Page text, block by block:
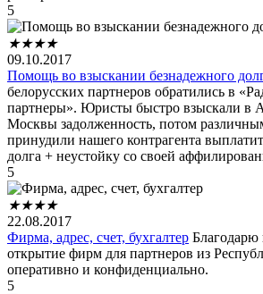
5
★★★★
09.10.2017
Помощь во взыскании безнадежного
белорусских партнеров обратились в
партнеры». Юристы быстро взыскали в
Москвы задолженность, потом
принудили нашего контрагента
долга + неустойку со своей
5
★★★★
22.08.2017
Фирма, адрес, счет, бухгалтер Благодарю
открытие фирм для партнеров из
оперативно и конфиденциально.
5